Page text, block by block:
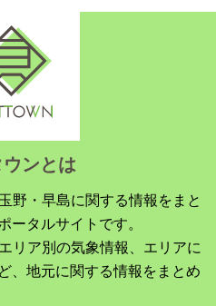
ンとは
野・早島に関する情報をまと
ータルサイトです。
リア別の気象情報、エリアに
、地元に関する情報をまとめ